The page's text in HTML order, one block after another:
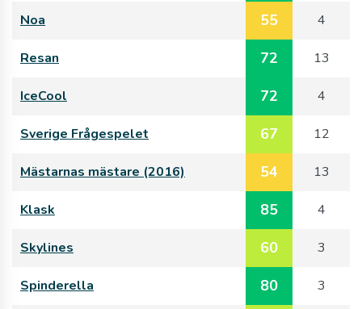
Noa 55 4
Resan 72 13
IceCool 72 4
Sverige Frågespelet 67 12
Mästarnas mästare (2016) 54 13
Klask 85 4
Skylines 60 3
Spinderella 80 3